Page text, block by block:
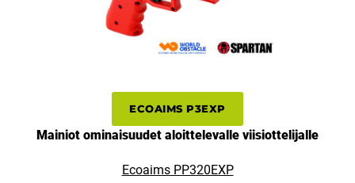
ECOAIMS P3EXP
Mainiot ominaisuudet aloittelevalle viisiottelijalle
Ecoaims PP320EXP